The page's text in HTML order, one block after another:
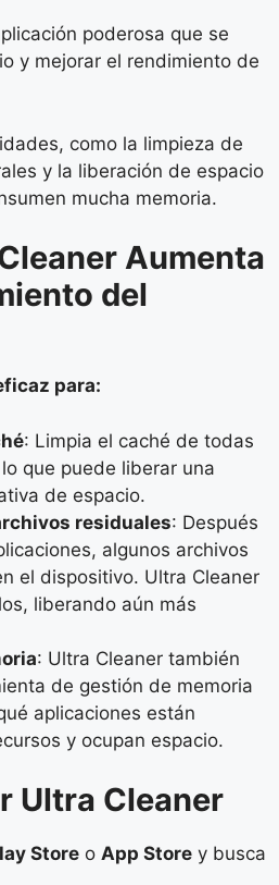
poderosa que se
y mejorar el rendimiento de
como la limpieza de
y la liberación de espacio
mucha memoria.
Aumenta
del
para:
: Limpia el caché de todas
que puede liberar una
de espacio.
residuales: Después
algunos archivos
el dispositivo. Ultra Cleaner
liberando aún más
: Ultra Cleaner también
de gestión de memoria
aplicaciones están
y ocupan espacio.
Ultra Cleaner
Store o App Store y busca